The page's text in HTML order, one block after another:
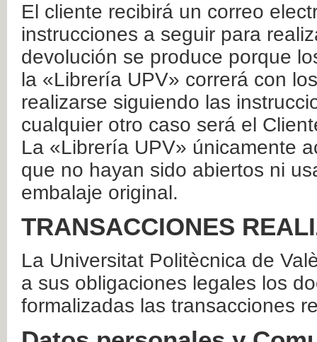
El cliente recibirá un correo
instrucciones a seguir para
devolución se produce porque
la «Librería UPV» correrá con
realizarse siguiendo las
cualquier otro caso será el
La «Librería UPV» únicamente
que no hayan sido abiertos ni
embalaje original.
TRANSACCIONES
La Universitat Politècnica de
a sus obligaciones legales los
formalizadas las transacciones